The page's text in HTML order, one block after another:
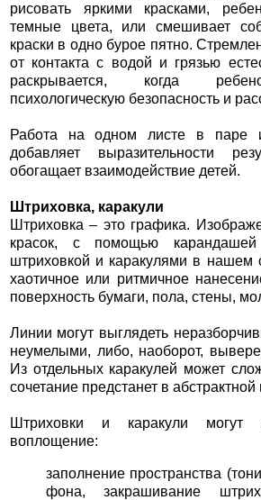
рисовать яркими красками,
темные цвета, или смешивает
краски в одно бурое пятно.
от контакта с водой и грязью
раскрывается, когда
психологическую безопасность и
Работа на одном листе в паре
добавляет выразительности
обогащает взаимодействие детей.
Штриховка, каракули
Штриховка – это графика.
красок, с помощью
штриховкой и каракулями в нашем
хаотичное или ритмичное
поверхность бумаги, пола, стены,
Линии могут выглядеть
неумелыми, либо, наоборот,
Из отдельных каракулей может
сочетание предстанет в
Штриховки и каракули могут
воплощение:
заполнение пространства
фона, закрашивание